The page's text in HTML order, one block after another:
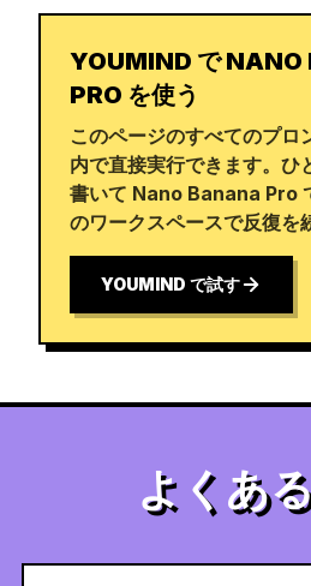
YOUMIND で
PRO を使う
このページのすべてのプ
内で直接実行できます。ひ
書いて Nano Banana Pro
のワークスペースで反復を
YOUMIND で試す
よくあ